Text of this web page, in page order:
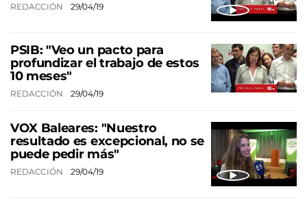
REDACCIÓN 29/04/19
PSIB: "Veo un pacto para
profundizar el trabajo de estos
10 meses"
REDACCIÓN 29/04/19
VOX Baleares: "Nuestro
resultado es excepcional, no se
puede pedir más"
REDACCIÓN 29/04/19